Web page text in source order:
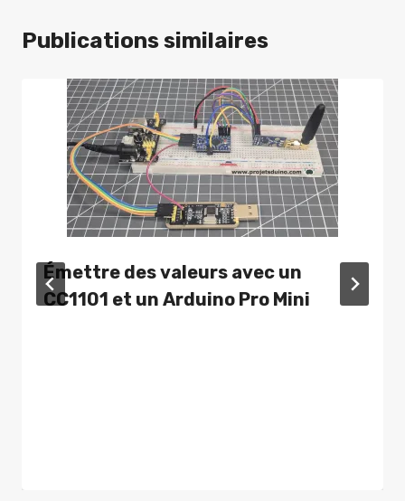
Publications similaires
Émettre des valeurs avec un
CC1101 et un Arduino Pro Mini